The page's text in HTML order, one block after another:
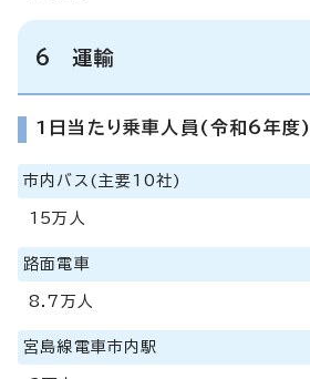
6 運輸
1日当たり乗車人員(令和6年度)
市内バス(主要10社)
15万人
路面電車
8.7万人
宮島線電車市内駅